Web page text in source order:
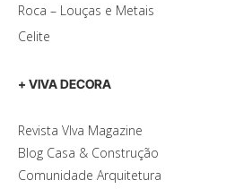
Roca – Louças e Metais
Celite
+ VIVA DECORA
Revista VIva Magazine
Blog Casa & Construção
Comunidade Arquitetura